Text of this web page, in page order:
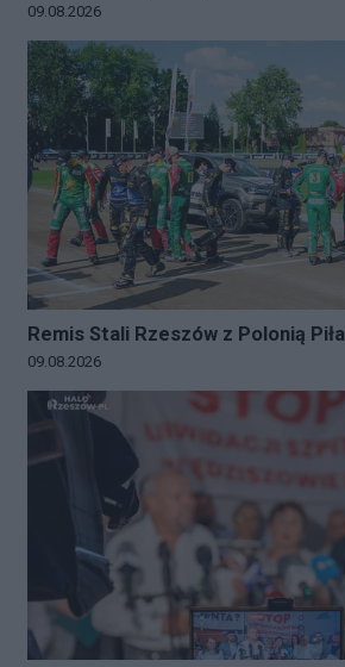
Data dodania galerii:
09.08.2026
Remis Stali Rzeszów z Polonią Piła
Data dodania galerii:
09.08.2026